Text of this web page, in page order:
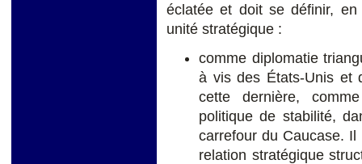
éclatée et doit se définir,
unité stratégique :
comme diplomatie
à vis des États-Unis et
cette dernière,
politique de stabilité,
carrefour du Caucase.
relation stratégique